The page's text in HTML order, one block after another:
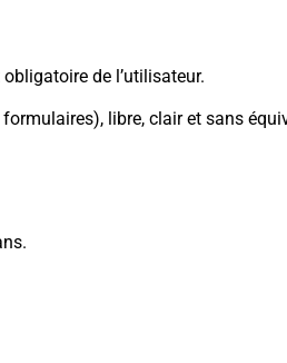
de l’utilisateur.
libre, clair et sans